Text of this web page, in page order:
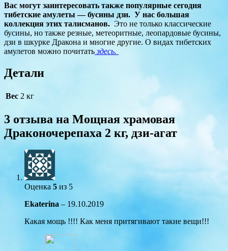
Вас могут заинтересовать также популярные сегодня
тибетские амулеты — бусины дзи. У нас большая
коллекция этих талисманов. Это не только классические
бусины, но также резные, метеоритные, леопардовые бусины,
дзи в шкурке Дракона и многие другие. О видах тибетских
амулетов можно почитать здесь.
Детали
Вес 2 кг
3 отзыва на Мощная храмовая
Драконочерепаха 2 кг, дзи-агат
Оценка 5 из 5
Ekaterina – 19.10.2019
Какая мощь !!!! Как меня притягивают такие вещи!!!